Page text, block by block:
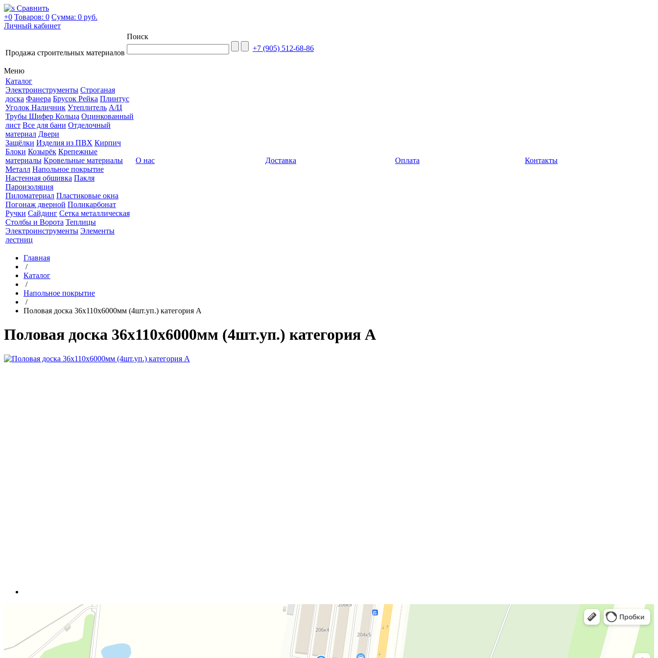
Сравнить
+0 Товаров: 0 Сумма: 0 руб.
Личный кабинет
Продажа строительных материалов
Поиск
+7 (905) 512-68-86
Меню
Каталог
Электроинструменты Строганая
доска Фанера Брусок Рейка Плинтус
Уголок Наличник Утеплитель А/Ц
Трубы Шифер Кольца Оцинкованный
лист Все для бани Отделочный
материал Двери
Защёлки Изделия из ПВХ Кирпич
Блоки Козырёк Крепежные
материалы Кровельные материалы
Металл Напольное покрытие
Настенная обшивка Пакля
Пароизоляция
Пиломатериал Пластиковые окна
Погонаж дверной Поликарбонат
Ручки Сайдинг Сетка металлическая
Столбы и Ворота Теплицы
Электроинструменты Элементы
лестниц
О нас Доставка Оплата Контакты
Главная
/
Каталог
/
Напольное покрытие
/
Половая доска 36х110х6000мм (4шт.уп.) категория А
Половая доска 36х110х6000мм (4шт.уп.) категория А